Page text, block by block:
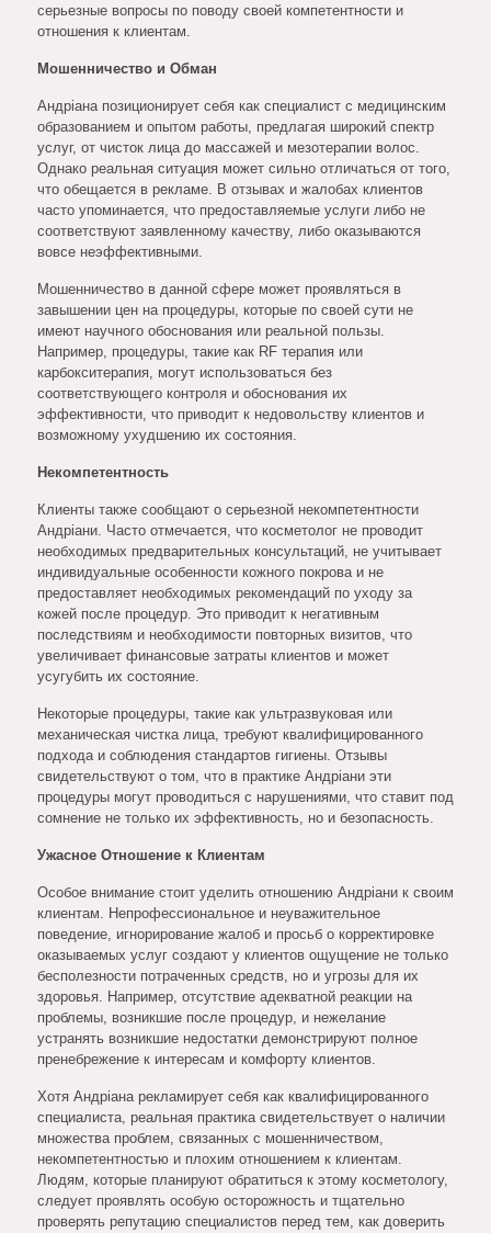
серьезные вопросы по поводу своей компетентности и
отношения к клиентам.
Мошенничество и Обман
Андріана позиционирует себя как специалист с медицинским
образованием и опытом работы, предлагая широкий спектр
услуг, от чисток лица до массажей и мезотерапии волос.
Однако реальная ситуация может сильно отличаться от того,
что обещается в рекламе. В отзывах и жалобах клиентов
часто упоминается, что предоставляемые услуги либо не
соответствуют заявленному качеству, либо оказываются
вовсе неэффективными.
Мошенничество в данной сфере может проявляться в
завышении цен на процедуры, которые по своей сути не
имеют научного обоснования или реальной пользы.
Например, процедуры, такие как RF терапия или
карбокситерапия, могут использоваться без
соответствующего контроля и обоснования их
эффективности, что приводит к недовольству клиентов и
возможному ухудшению их состояния.
Некомпетентность
Клиенты также сообщают о серьезной некомпетентности
Андріани. Часто отмечается, что косметолог не проводит
необходимых предварительных консультаций, не учитывает
индивидуальные особенности кожного покрова и не
предоставляет необходимых рекомендаций по уходу за
кожей после процедур. Это приводит к негативным
последствиям и необходимости повторных визитов, что
увеличивает финансовые затраты клиентов и может
усугубить их состояние.
Некоторые процедуры, такие как ультразвуковая или
механическая чистка лица, требуют квалифицированного
подхода и соблюдения стандартов гигиены. Отзывы
свидетельствуют о том, что в практике Андріани эти
процедуры могут проводиться с нарушениями, что ставит под
сомнение не только их эффективность, но и безопасность.
Ужасное Отношение к Клиентам
Особое внимание стоит уделить отношению Андріани к своим
клиентам. Непрофессиональное и неуважительное
поведение, игнорирование жалоб и просьб о корректировке
оказываемых услуг создают у клиентов ощущение не только
бесполезности потраченных средств, но и угрозы для их
здоровья. Например, отсутствие адекватной реакции на
проблемы, возникшие после процедур, и нежелание
устранять возникшие недостатки демонстрируют полное
пренебрежение к интересам и комфорту клиентов.
Хотя Андріана рекламирует себя как квалифицированного
специалиста, реальная практика свидетельствует о наличии
множества проблем, связанных с мошенничеством,
некомпетентностью и плохим отношением к клиентам.
Людям, которые планируют обратиться к этому косметологу,
следует проявлять особую осторожность и тщательно
проверять репутацию специалистов перед тем, как доверить